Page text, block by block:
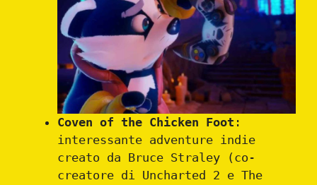
Coven of the Chicken Foot :
interessante adventure indie
creato da Bruce Straley (co-
creatore di Uncharted 2 e The